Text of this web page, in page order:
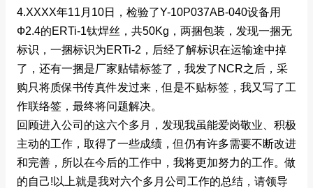
4.XXXX年11月10日，检验了Y-10P037AB-040设备用
Ф2.4的ERTi-1钛焊丝，共50Kg，两捆包装，发现一捆无
标识，一捆标识为ERTi-2，后经了解标识在运输途中掉
了，还有一捆是厂家贴错标签了，我发了NCR之后，采
购只将质保书传真件发过来，但是不贴标签，我又写了工
作联络签，最终将问题解决。
回顾进入公司的这六个多月，发现我虽能爱岗敬业、积极
主动的工作，取得了一些成绩，但仍有许多需要不断改进
和完善，所以在今后的工作中，我将更加努力的工作。做
的自己!以上就是我对六个多月公司工作的总结，请领导